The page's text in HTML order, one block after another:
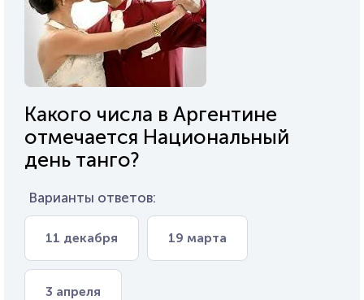
Какого числа в Аргентине
отмечается Национальный
день танго?
Варианты ответов:
11 декабря 19 марта
3 апреля